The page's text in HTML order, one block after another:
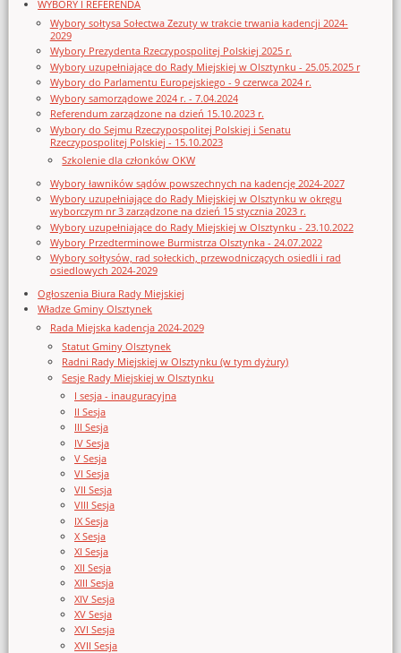
WYBORY I REFERENDA
Wybory sołtysa Sołectwa Zezuty w trakcie trwania kadencji 2024-
2029
Wybory Prezydenta Rzeczypospolitej Polskiej 2025 r.
Wybory uzupełniające do Rady Miejskiej w Olsztynku - 25.05.2025 r
Wybory do Parlamentu Europejskiego - 9 czerwca 2024 r.
Wybory samorządowe 2024 r. - 7.04.2024
Referendum zarządzone na dzień 15.10.2023 r.
Wybory do Sejmu Rzeczypospolitej Polskiej i Senatu
Rzeczypospolitej Polskiej - 15.10.2023
Szkolenie dla członków OKW
Wybory ławników sądów powszechnych na kadencję 2024-2027
Wybory uzupełniające do Rady Miejskiej w Olsztynku w okręgu
wyborczym nr 3 zarządzone na dzień 15 stycznia 2023 r.
Wybory uzupełniające do Rady Miejskiej w Olsztynku - 23.10.2022
Wybory Przedterminowe Burmistrza Olsztynka - 24.07.2022
Wybory sołtysów, rad sołeckich, przewodniczących osiedli i rad
osiedlowych 2024-2029
Ogłoszenia Biura Rady Miejskiej
Władze Gminy Olsztynek
Rada Miejska kadencja 2024-2029
Statut Gminy Olsztynek
Radni Rady Miejskiej w Olsztynku (w tym dyżury)
Sesje Rady Miejskiej w Olsztynku
I sesja - inauguracyjna
II Sesja
III Sesja
IV Sesja
V Sesja
VI Sesja
VII Sesja
VIII Sesja
IX Sesja
X Sesja
XI Sesja
XII Sesja
XIII Sesja
XIV Sesja
XV Sesja
XVI Sesja
XVII Sesja